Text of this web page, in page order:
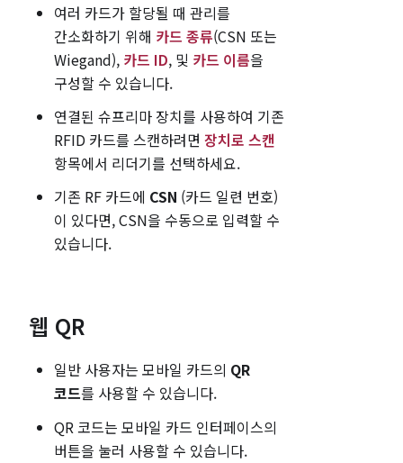
여러 카드가 할당될 때 관리를
간소화하기 위해 카드 종류(CSN 또는
Wiegand), 카드 ID, 및 카드 이름을
구성할 수 있습니다.
연결된 슈프리마 장치를 사용하여 기존
RFID 카드를 스캔하려면 장치로 스캔
항목에서 리더기를 선택하세요.
기존 RF 카드에 CSN (카드 일련 번호)
이 있다면, CSN을 수동으로 입력할 수
있습니다.
웹 QR
일반 사용자는 모바일 카드의 QR
코드를 사용할 수 있습니다.
QR 코드는 모바일 카드 인터페이스의
버튼을 눌러 사용할 수 있습니다.